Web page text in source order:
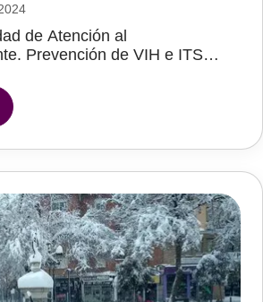
de Atención al
Prevención de VIH e ITS…